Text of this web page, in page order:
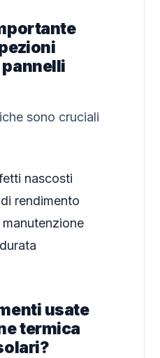
sono cruciali
nascosti
rendimento
usate
termica